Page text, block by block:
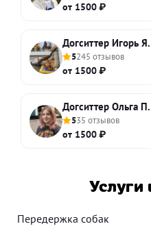
от 1500 ₽
Догситтер Игорь Я.
5245 отзывов
от 1500 ₽
Догситтер Ольга П.
535 отзывов
от 1500 ₽
Услуги
Передержка собак